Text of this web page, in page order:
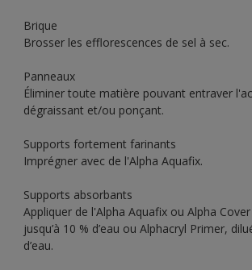
Brique
Brosser les efflorescences de sel à sec.
Panneaux
Éliminer toute matière pouvant entraver
dégraissant et/ou ponçant.
Supports fortement farinants
Imprégner avec de l'Alpha Aquafix.
Supports absorbants
Appliquer de l'Alpha Aquafix ou Alpha
jusqu’à 10 % d’eau ou Alphacryl Primer,
d’eau.